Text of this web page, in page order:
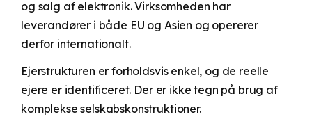
og salg af elektronik. Virksomheden har
leverandører i både EU og Asien og opererer
derfor internationalt.
Ejerstrukturen er forholdsvis enkel, og de reelle
ejere er identificeret. Der er ikke tegn på brug af
komplekse selskabskonstruktioner.